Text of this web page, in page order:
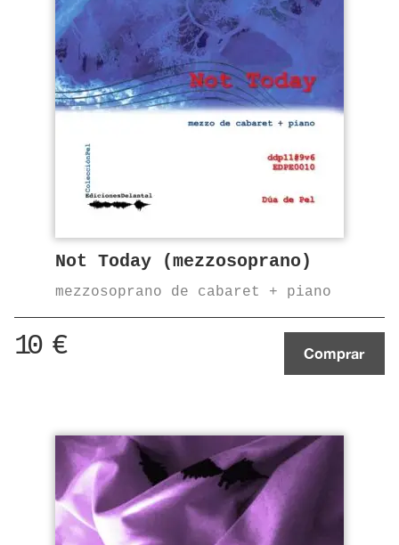
Not Today (mezzosoprano)
mezzosoprano de cabaret + piano
10 € Comprar